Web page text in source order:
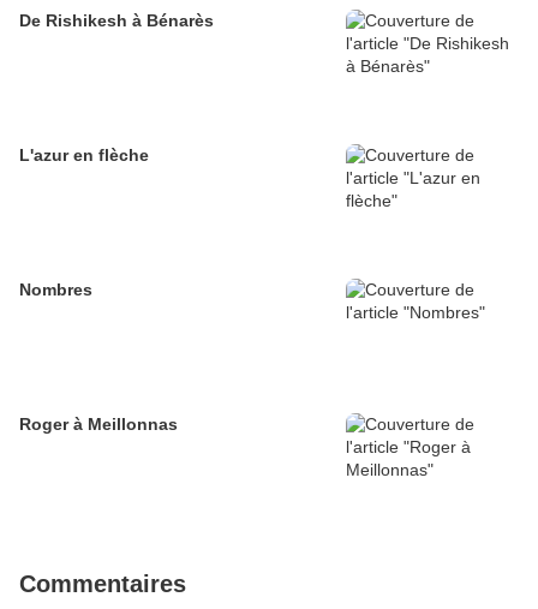
De Rishikesh à Bénarès
L'azur en flèche
Nombres
Roger à Meillonnas
Commentaires